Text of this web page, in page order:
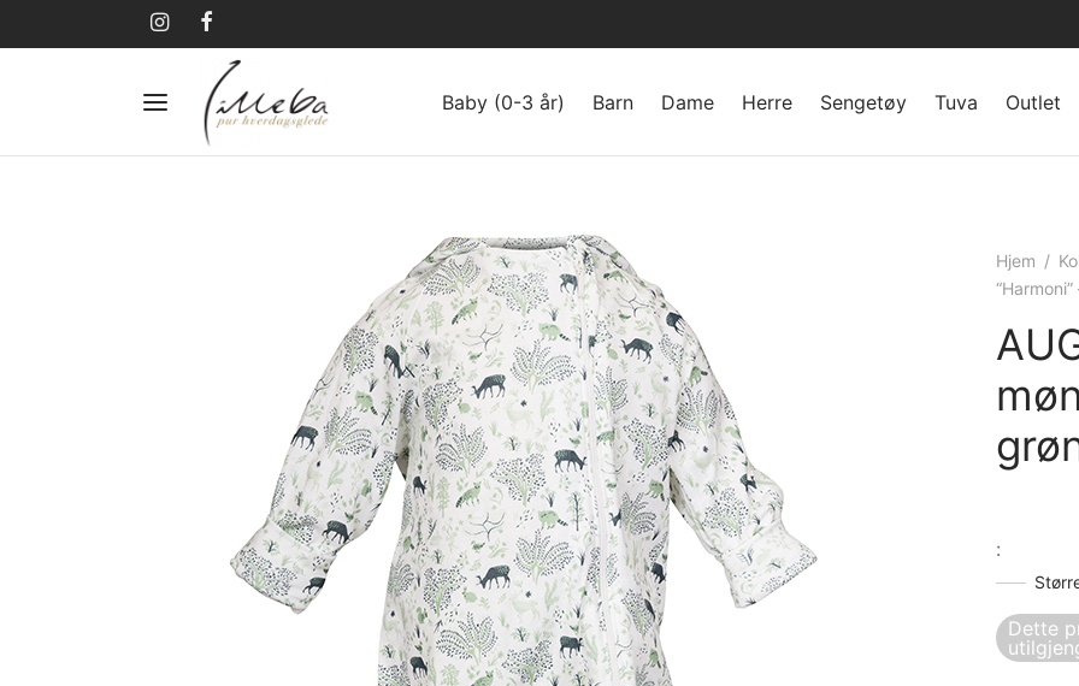
Baby (0-3 år) Barn Dame Herre Sengetøy Tuva Outlet
Hjem /
:
Dette